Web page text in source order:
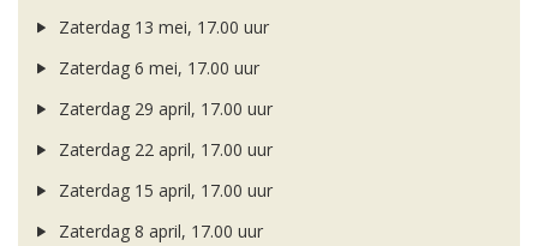
Zaterdag 13 mei, 17.00 uur
Zaterdag 6 mei, 17.00 uur
Zaterdag 29 april, 17.00 uur
Zaterdag 22 april, 17.00 uur
Zaterdag 15 april, 17.00 uur
Zaterdag 8 april, 17.00 uur